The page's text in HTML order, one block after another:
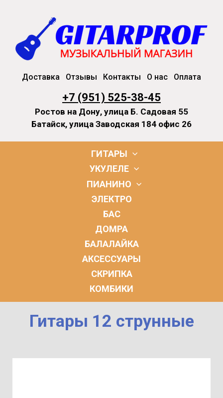
Доставка Отзывы Контакты О нас Оплата
+7 (951) 525-38-45
Ростов на Дону, улица Б. Садовая 55
Батайск, улица Заводская 184 офис 26
ГИТАРЫ
УКУЛЕЛЕ
ПИАНИНО
ЭЛЕКТРО
БАС
ДОМРА
БАЛАЛАЙКА
АКСЕССУАРЫ
СКРИПКА
КОМБИКИ
Гитары 12 струнные